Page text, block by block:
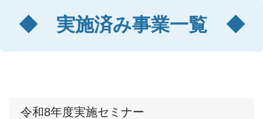
◆ 実施済み事業一覧 ◆
令和8年度実施セミナー